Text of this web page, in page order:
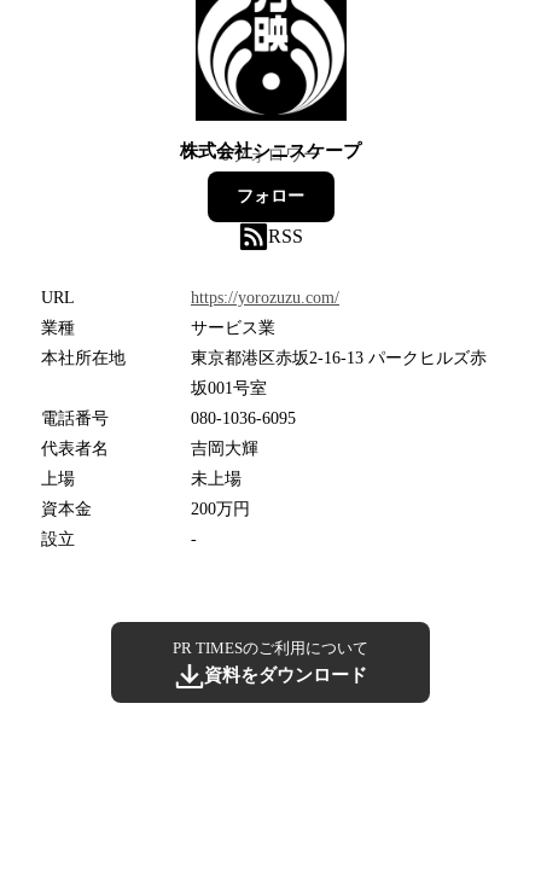
株式会社シニスケープ
0フォロワー
フォロー
RSS
URL
https://yorozuzu.com/
業種
サービス業
本社所在地
東京都港区赤坂2-16-13 パークヒルズ赤
坂001号室
電話番号
080-1036-6095
代表者名
吉岡大輝
上場
未上場
資本金
200万円
設立
-
PR TIMESのご利用について
資料をダウンロード